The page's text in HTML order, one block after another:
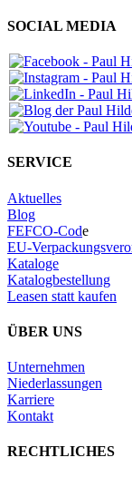
SOCIAL MEDIA
SERVICE
Aktuelles
Blog
FEFCO-Code
EU-
Kataloge
Katalogbestellung
Leasen statt kaufen
ÜBER UNS
Unternehmen
Niederlassungen
Karriere
Kontakt
RECHTLICHES